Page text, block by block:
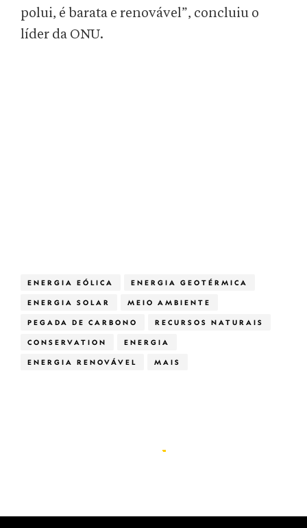
polui, é barata e renovável”, concluiu o
líder da ONU.
ENERGIA EÓLICA ENERGIA GEOTÉRMICA
ENERGIA SOLAR MEIO AMBIENTE
PEGADA DE CARBONO RECURSOS NATURAIS
CONSERVATION ENERGIA
ENERGIA RENOVÁVEL MAIS